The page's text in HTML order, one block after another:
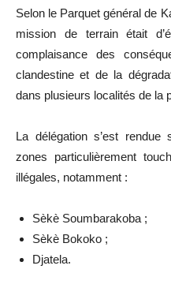
Selon le Parquet général de
mission de terrain était
complaisance des
clandestine et de la
dans plusieurs localités de la
La délégation s’est rendue
zones particulièrement
illégales, notamment :
Sèkè Soumbarakoba ;
Sèkè Bokoko ;
Djatela.